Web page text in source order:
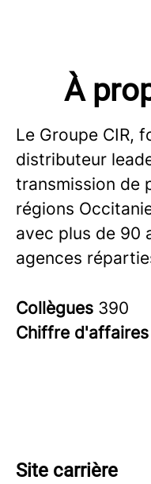
À
Le Groupe CIR,
distributeur
transmission de
régions
avec plus de 90
agences
Collègues 390
Chiffre d'affaires
Site carrière